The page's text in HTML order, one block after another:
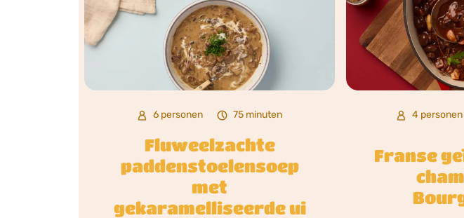
6 personen 75 minuten
Fluweelzachte
paddenstoelensoep
met
gekaramelliseerde ui
4 personen
Franse